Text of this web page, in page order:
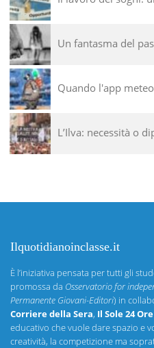
Un fantasma del
Quando l'app
L’Ilva: necessità o
Ilquotidianoinclasse.it
È l’iniziativa pensata per tutti gli
promossa da Osservatorio for
Permanente Giovani-Editori) in
Corriere della Sera, Il Sole 24 Ore
educativo che vuole dare spazio e
creatività, la competizione ma